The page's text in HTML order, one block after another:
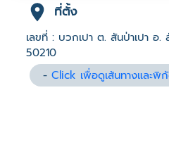
ที่ตั้ง
เลขที่ : บวกเปา ต. สันป่าเปา อ.
50210
-Click เพื่อดูเส้นทางและ